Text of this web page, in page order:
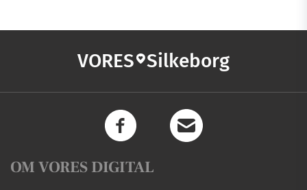
VORES Silkeborg
OM VORES DIGITAL